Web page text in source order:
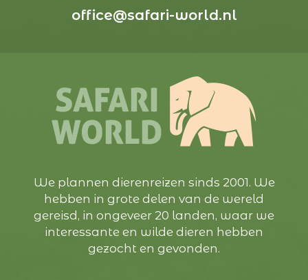
office@safari-world.nl
We plannen dierenreizen sinds 2001. We
hebben in grote delen van de wereld
gereisd, in ongeveer 20 landen, waar we
interessante en wilde dieren hebben
gezocht en gevonden.